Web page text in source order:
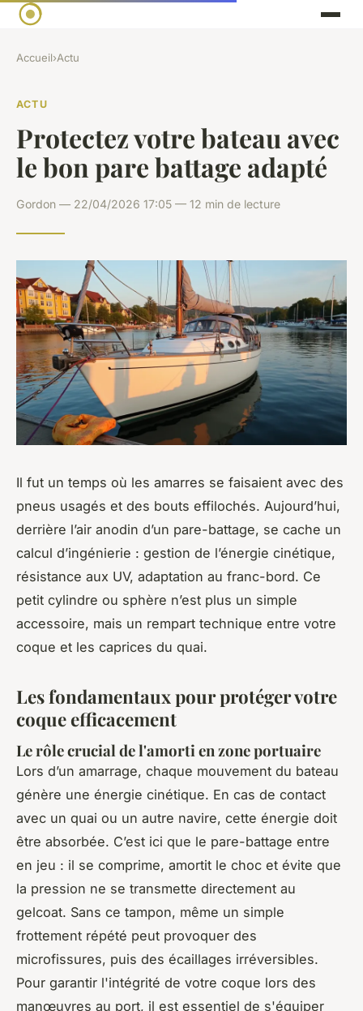
Accueil›Actu
ACTU
Protectez votre bateau avec
le bon pare battage adapté
Gordon — 22/04/2026 17:05 — 12 min de lecture
Il fut un temps où les amarres se faisaient avec des
pneus usagés et des bouts effilochés. Aujourd’hui,
derrière l’air anodin d’un pare-battage, se cache un
calcul d’ingénierie : gestion de l’énergie cinétique,
résistance aux UV, adaptation au franc-bord. Ce
petit cylindre ou sphère n’est plus un simple
accessoire, mais un rempart technique entre votre
coque et les caprices du quai.
Les fondamentaux pour protéger votre
coque efficacement
Le rôle crucial de l'amorti en zone portuaire
Lors d’un amarrage, chaque mouvement du bateau
génère une énergie cinétique. En cas de contact
avec un quai ou un autre navire, cette énergie doit
être absorbée. C’est ici que le pare-battage entre
en jeu : il se comprime, amortit le choc et évite que
la pression ne se transmette directement au
gelcoat. Sans ce tampon, même un simple
frottement répété peut provoquer des
microfissures, puis des écaillages irréversibles.
Pour garantir l'intégrité de votre coque lors des
manœuvres au port, il est essentiel de s'équiper